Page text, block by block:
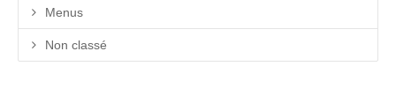
Menus
Non classé